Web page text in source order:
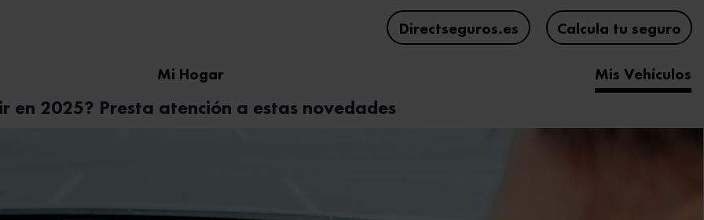
Directseguros.es Calcula tu seguro
Mi Hogar Mis Vehículos
en 2025? Presta atención a estas novedades